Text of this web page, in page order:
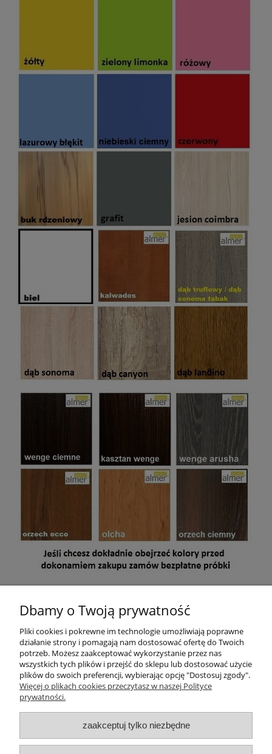
znajdują się akcesoria, instrukcja montażu oraz dokument
sprzedaży (paragon lub na życzenie faktura VAT).
Wymiary paczek:190x55x8 cm, 93x44x16 cm, 130x90x5 cm
Pomoc
Moje konto
O firmie
Dbamy o Twoją prywatność
Pliki cookies i pokrewne im technologie umożliwiają poprawne
działanie strony i pomagają nam dostosować ofertę do Twoich
potrzeb. Możesz zaakceptować wykorzystanie przez nas
wszystkich tych plików i przejść do sklepu lub dostosować użycie
plików do swoich preferencji, wybierając opcję "Dostosuj zgody".
Więcej o plikach cookies przeczytasz w naszej Polityce
prywatności.
zaakceptuj tylko niezbędne